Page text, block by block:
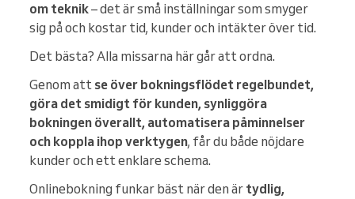
om teknik– det är små inställningar som smyger
sig på och kostar tid, kunder och intäkter över tid.
Det bästa? Alla missarna här går att ordna.
Genom att se över bokningsflödet regelbundet,
göra det smidigt för kunden, synliggöra
bokningen överallt, automatisera påminnelser
och koppla ihop verktygen, får du både nöjdare
kunder och ett enklare schema.
Onlinebokning funkar bäst när den är tydlig,